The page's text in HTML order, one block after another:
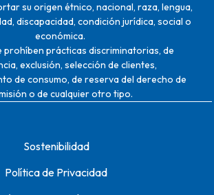
su origen étnico, nacional, raza, lengua,
discapacidad, condición jurídica, social o
económica.
prohíben prácticas discriminatorias, de
exclusión, selección de clientes,
de consumo, de reserva del derecho de
o de cualquier otro tipo.
Sostenibilidad
Política de Privacidad